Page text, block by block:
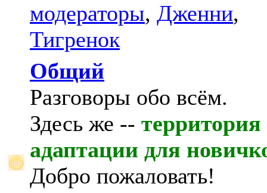
модераторы, Дженни,
Тигренок
Общий
Разговоры обо всём.
Здесь же -- территория
адаптации для
Добро пожаловать!